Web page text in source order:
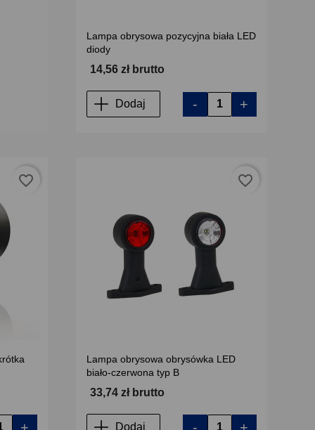
Lampa obrysowa pozycyjna biała LED
diody
14,56 zł brutto
Dodaj - +
+
favorite_border
Lampa obrysowa obrysówka LED
biało-czerwona typ B
33,74 zł brutto
Dodaj - +
favorite_border